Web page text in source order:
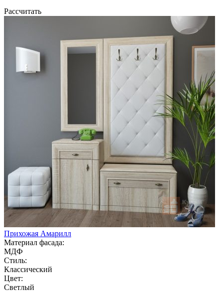
Рассчитать
Прихожая Амарилл
Материал фасада:
МДФ
Стиль:
Классический
Цвет:
Светлый